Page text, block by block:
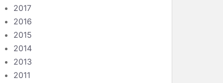
2017
2016
2015
2014
2013
2011